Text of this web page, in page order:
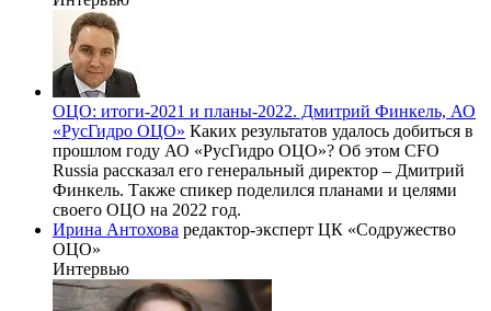
ОЦО: итоги-2021 и планы-2022. Дмитрий Финкель, АО
«РусГидро ОЦО» Каких результатов удалось добиться в
прошлом году АО «РусГидро ОЦО»? Об этом CFO
Russia рассказал его генеральный директор – Дмитрий
Финкель. Также спикер поделился планами и целями
своего ОЦО на 2022 год.
Ирина Антохова редактор-эксперт ЦК «Содружество
ОЦО»
Интервью